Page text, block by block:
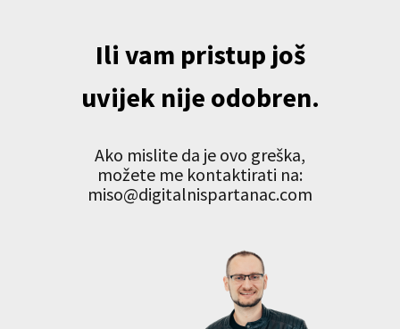
Ili vam pristup još
uvijek nije odobren.
Ako mislite da je ovo greška,
možete me kontaktirati na:
miso@digitalnispartanac.com